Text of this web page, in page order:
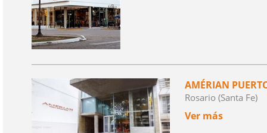
AMÉRIAN
Rosario (Santa Fe)
Ver más